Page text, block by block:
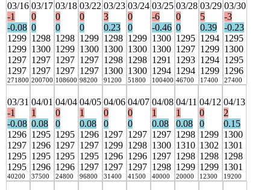
03/16
-1
-0.08
1299
1299
1297
1297
271800
03/17
0
0
1298
1300
1297
1297
200700
03/18
0
0
1298
1299
1297
1297
108600
03/22
0
0
1299
1300
1297
1297
98200
03/23
3
0.23
1298
1300
1298
1300
91200
03/24
0
0
1299
1300
1298
1300
51800
03/25
-6
-0.46
1300
1300
1291
1294
100400
03/28
0
0
1295
1297
1293
1294
46700
03/29
5
0.39
1294
1299
1294
1299
17400
03/30
-3
-0.23
1295
1300
1295
1296
27400
03/31
-1
-0.08
1296
1297
1295
1295
40200
04/01
1
0.08
1295
1296
1295
1296
37500
04/04
0
0
1295
1297
1295
1296
24800
04/05
1
0.08
1296
1297
1295
1297
96800
04/06
0
0
1297
1299
1296
1297
31400
04/07
0
0
1297
1298
1296
1297
41500
04/08
1
0.08
1297
1300
1297
1298
40000
04/11
1
0.08
1298
1310
1298
1299
20000
04/12
0
0
1299
1302
1298
1299
12300
04/13
2
0.15
1300
1301
1298
1301
19200